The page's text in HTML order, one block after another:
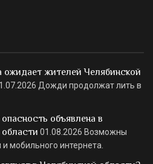
ожидает жителей Челябинской
Дожди продолжат лить в
объявлена в
01.08.2026 Возможны
мобильного интернета.